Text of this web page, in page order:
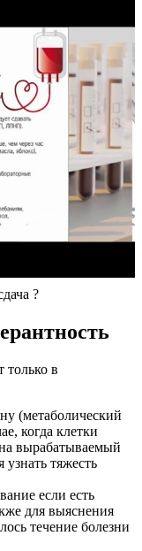
?
только в
(метаболический
когда клетки
вырабатываемый
тяжесть
если есть
для выяснения
течение болезни